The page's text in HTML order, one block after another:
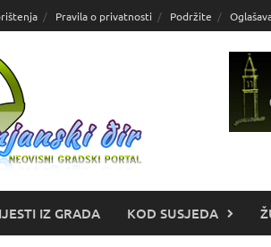
Pravila o privatnosti Podržite
IZ GRADA KOD SUSJEDA